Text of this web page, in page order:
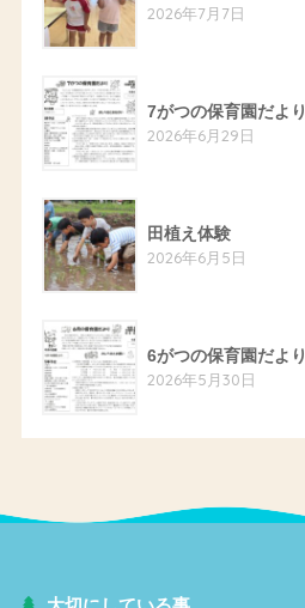
2026年7月7日
7がつの保育園だより
2026年6月29日
田植え体験
2026年6月5日
6がつの保育園だより
2026年5月30日